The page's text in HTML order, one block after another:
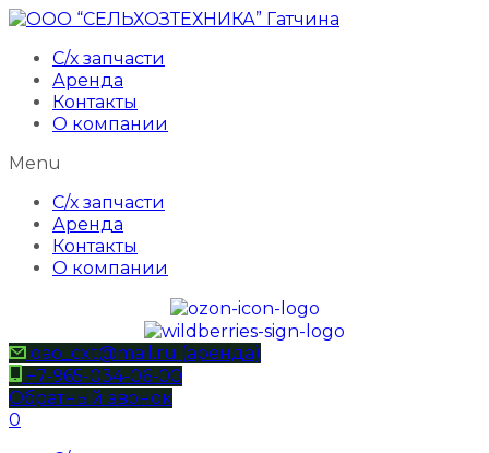
С/х запчасти
Аренда
Контакты
О компании
Menu
С/х запчасти
Аренда
Контакты
О компании
oao_cxt@mail.ru (аренда)
+7-965-034-06-00
Обратный звонок
0